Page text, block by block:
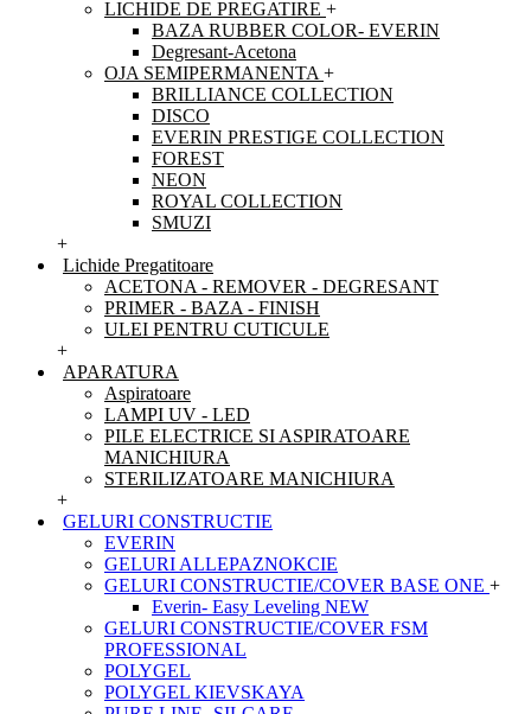
LICHIDE DE PREGATIRE +
BAZA RUBBER COLOR- EVERIN
Degresant-Acetona
OJA SEMIPERMANENTA +
BRILLIANCE COLLECTION
DISCO
EVERIN PRESTIGE COLLECTION
FOREST
NEON
ROYAL COLLECTION
SMUZI
+
Lichide Pregatitoare
ACETONA - REMOVER - DEGRESANT
PRIMER - BAZA - FINISH
ULEI PENTRU CUTICULE
+
APARATURA
Aspiratoare
LAMPI UV - LED
PILE ELECTRICE SI ASPIRATOARE
MANICHIURA
STERILIZATOARE MANICHIURA
+
GELURI CONSTRUCTIE
EVERIN
GELURI ALLEPAZNOKCIE
GELURI CONSTRUCTIE/COVER BASE ONE +
Everin- Easy Leveling NEW
GELURI CONSTRUCTIE/COVER FSM
PROFESSIONAL
POLYGEL
POLYGEL KIEVSKAYA